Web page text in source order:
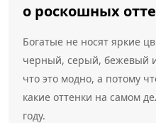
о роскошных
Богатые не носят яркие
черный, серый, бежевый
что это модно, а потому
какие оттенки на самом
году.